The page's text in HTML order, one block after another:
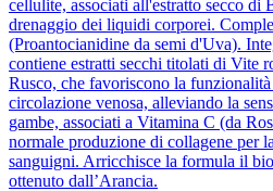
cellulite, associati all'estratto secco di
drenaggio dei liquidi corporei.
(Proantocianidine da semi d'Uva).
contiene estratti secchi titolati di Vite
Rusco, che favoriscono la
circolazione venosa, alleviando la
gambe, associati a Vitamina C (da
normale produzione di collagene per
sanguigni. Arricchisce la formula il
ottenuto dall’Arancia.